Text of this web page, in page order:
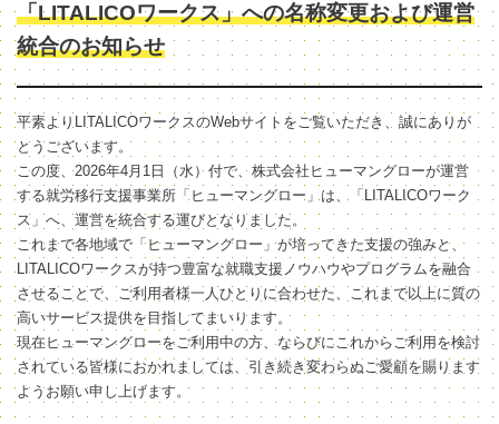
「LITALICOワークス」への名称変更および運営
統合のお知らせ
平素よりLITALICOワークスのWebサイトをご覧いただき、誠にありが
とうございます。
この度、2026年4月1日（水）付で、株式会社ヒューマングローが運営
する就労移行支援事業所「ヒューマングロー」は、「LITALICOワーク
ス」へ、運営を統合する運びとなりました。
これまで各地域で「ヒューマングロー」が培ってきた支援の強みと、
LITALICOワークスが持つ豊富な就職支援ノウハウやプログラムを融合
させることで、ご利用者様一人ひとりに合わせた、これまで以上に質の
高いサービス提供を目指してまいります。
現在ヒューマングローをご利用中の方、ならびにこれからご利用を検討
されている皆様におかれましては、引き続き変わらぬご愛顧を賜ります
ようお願い申し上げます。